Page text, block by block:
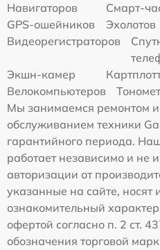
Навигаторов
Смарт-
GPS-ошейников
Эхолотов
Видеорегистраторов
Экшн-камер
Велокомпьютеров
Мы занимаемся ремонтом и
обслуживанием техники
гарантийного периода.
работает независимо и не
авторизации от
указанные на сайте, носят
ознакомительный
офертой согласно п. 2 ст.
обозначения торговой